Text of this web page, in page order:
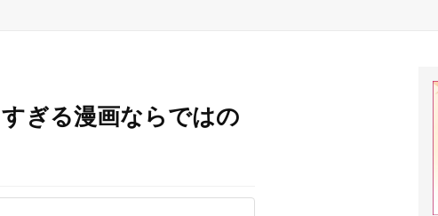
ぎる漫画ならではの